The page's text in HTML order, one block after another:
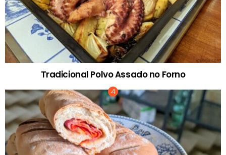
Tradicional Polvo Assado no Forno